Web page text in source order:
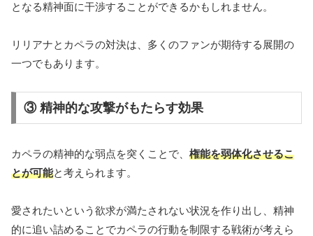
となる精神面に干渉することができるかもしれません。
リリアナとカペラの対決は、多くのファンが期待する展開の
一つでもあります。
③ 精神的な攻撃がもたらす効果
カペラの精神的な弱点を突くことで、 権能を弱体化させるこ
とが可能と考えられます。
愛されたいという欲求が満たされない状況を作り出し、精神
的に追い詰めることでカペラの行動を制限する戦術が考えら